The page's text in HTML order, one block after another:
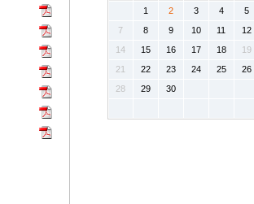
1 2 3 4 5
7
8 9 10 11 12
14
15 16 17 18 19
21
22 23 24 25 26
28
29 30